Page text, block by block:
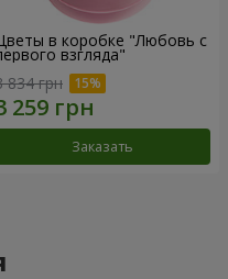
в коробке "Любовь с
взгляда"
834 грн
Заказать